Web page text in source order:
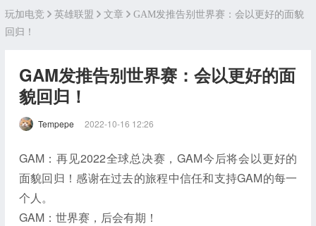
玩加电竞 英雄联盟 文章
GAM发推告别世界赛：会以更好的面貌
回归！
GAM发推告别世界赛：会以更好的面
貌回归！
Tempepe 2022-10-16 12:26
GAM：再见2022全球总决赛，GAM今后将会以更好的
面貌回归！感谢在过去的旅程中信任和支持GAM的每一
个人。
GAM：世界赛，后会有期！